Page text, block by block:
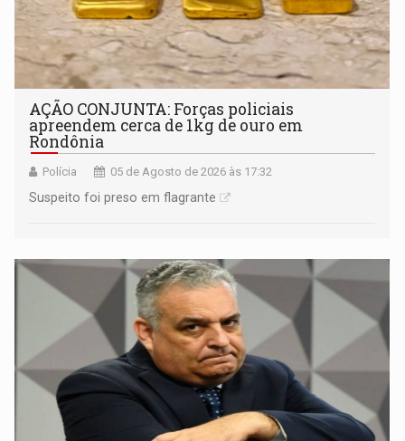
AÇÃO CONJUNTA: Forças policiais
apreendem cerca de 1kg de ouro em
Rondônia
Polícia 05 de Agosto de 2026 às 17:32
Suspeito foi preso em flagrante